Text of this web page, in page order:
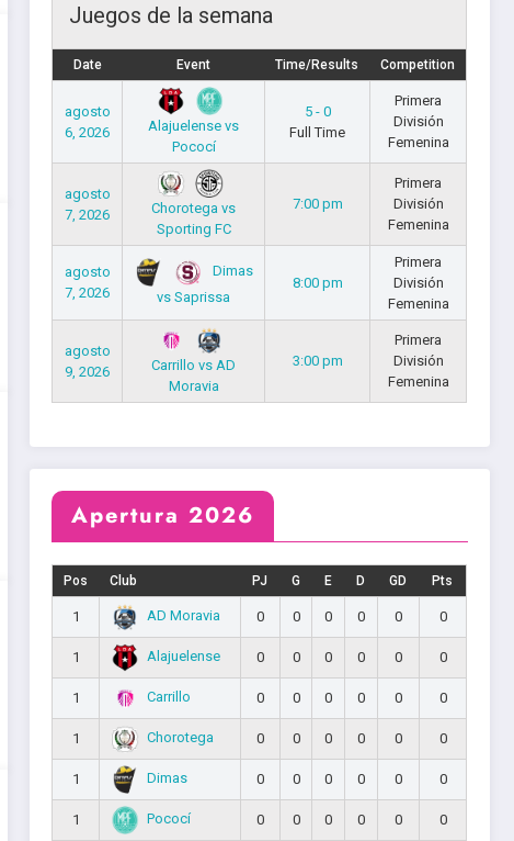
Juegos de la semana
Date Event Time/Results Competition
agosto
6, 2026
Alajuelense vs
Pococí
5 - 0
Full Time
Primera
División
Femenina
agosto
7, 2026
Chorotega vs
Sporting FC
7:00 pm
Primera
División
Femenina
agosto
7, 2026
Dimas
vs Saprissa
8:00 pm
Primera
División
Femenina
agosto
9, 2026
Carrillo vs AD
Moravia
3:00 pm
Primera
División
Femenina
Apertura 2026
Pos Club PJ G E D GD Pts
1 AD Moravia 0 0 0 0 0 0
1 Alajuelense 0 0 0 0 0 0
1 Carrillo 0 0 0 0 0 0
1 Chorotega 0 0 0 0 0 0
1 Dimas 0 0 0 0 0 0
1 Pococí 0 0 0 0 0 0